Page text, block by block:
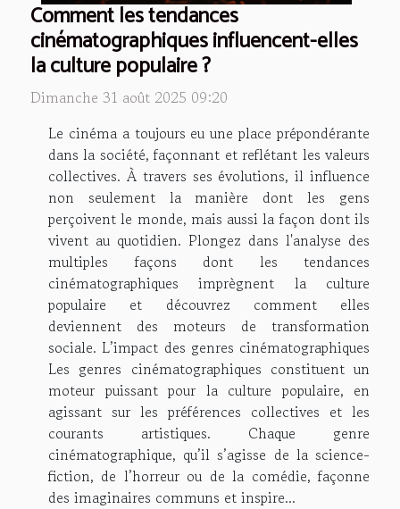
Comment les tendances
cinématographiques influencent-elles
la culture populaire ?
Dimanche 31 août 2025 09:20
Le cinéma a toujours eu une place prépondérante
dans la société, façonnant et reflétant les valeurs
collectives. À travers ses évolutions, il influence
non seulement la manière dont les gens
perçoivent le monde, mais aussi la façon dont ils
vivent au quotidien. Plongez dans l'analyse des
multiples façons dont les tendances
cinématographiques imprègnent la culture
populaire et découvrez comment elles
deviennent des moteurs de transformation
sociale. L’impact des genres cinématographiques
Les genres cinématographiques constituent un
moteur puissant pour la culture populaire, en
agissant sur les préférences collectives et les
courants artistiques. Chaque genre
cinématographique, qu’il s’agisse de la science-
fiction, de l’horreur ou de la comédie, façonne
des imaginaires communs et inspire...